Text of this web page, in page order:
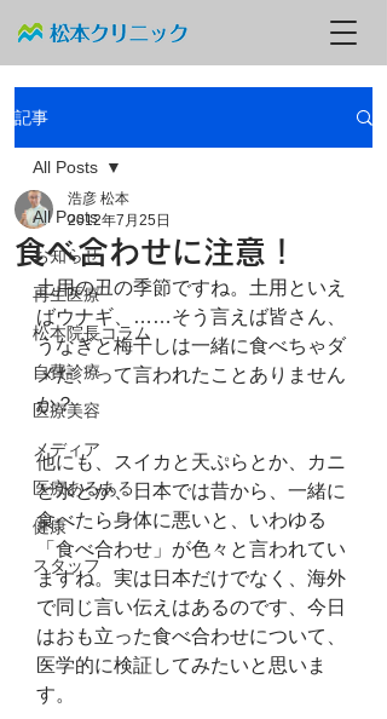
記事
All Posts
お知らせ
再生医療
松本院長コラム
自費診療
医療美容
メディア
医療あるある
健康
スタッフ
All Posts
食べ合わせに注意！
浩彦 松本
2012年7月25日
土用の丑の季節ですね。土用といえ
ばウナギ、……そう言えば皆さん、
うなぎと梅干しは一緒に食べちゃダ
メだ、って言われたことありません
か？
他にも、スイカと天ぷらとか、カニ
と氷とか、日本では昔から、一緒に
食べたら身体に悪いと、いわゆる
「食べ合わせ」が色々と言われてい
ますね。実は日本だけでなく、海外
で同じ言い伝えはあるのです、今日
はおも立った食べ合わせについて、
医学的に検証してみたいと思いま
す。